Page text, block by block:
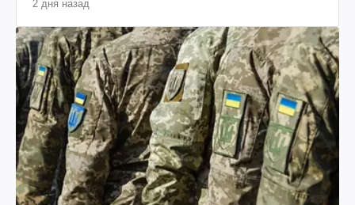
2 дня назад